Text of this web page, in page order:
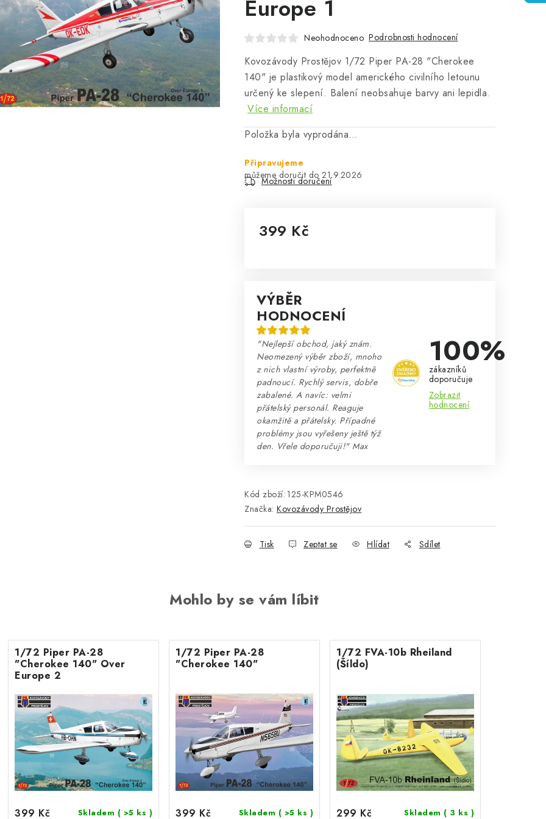
Europe 1
Neohodnoceno Podrobnosti hodnocení
Kovozávody Prostějov 1/72 Piper PA-28 "Cherokee
140" je plastikový model amerického civilního letounu
určený ke slepení. Balení neobsahuje barvy ani lepidla.
Více informací
Položka byla vyprodána…
Připravujeme
21.9.2026
Možnosti doručení
399 Kč
VÝBĚR
HODNOCENÍ
"Nejlepší obchod, jaký znám.
Neomezený výběr zboží, mnoho
z nich vlastní výroby, perfektně
padnoucí. Rychlý servis, dobře
zabalené. A navíc: velmi
přátelský personál. Reaguje
okamžitě a přátelsky. Případné
problémy jsou vyřešeny ještě týž
den. Vřele doporučuji!" Max
100%
zákazníků
doporučuje
Zobrazit
hodnocení
Kód zboží: 125-KPM0546
Značka: Kovozávody Prostějov
Tisk Zeptat se Hlídat Sdílet
Mohlo by se vám líbit
1/72 Piper PA-28
"Cherokee 140" Over
Europe 2
399 Kč Skladem ( >5 ks )
1/72 Piper PA-28
"Cherokee 140"
399 Kč Skladem ( >5 ks )
1/72 FVA-10b Rheiland
(Šíldo)
299 Kč Skladem ( 3 ks )